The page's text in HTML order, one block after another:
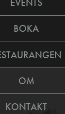
BOKA
OM
KONTAKT